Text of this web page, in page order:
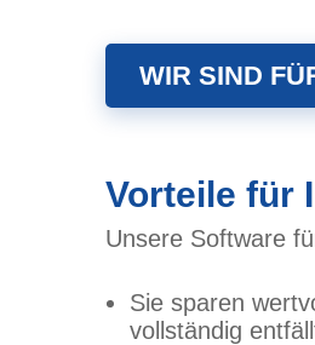
WIR SIND
Vorteile für
Unsere Software
Sie sparen
vollständig